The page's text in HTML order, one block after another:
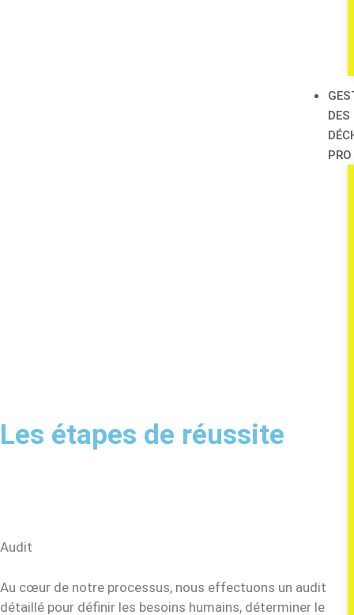
DES
PRO
Les étapes de réussite
Audit
Au cœur de notre processus, nous effectuons un audit
détaillé pour définir les besoins humains, déterminer le